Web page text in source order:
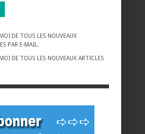
DE TOUS LES NOUVEAUX
PAR E-MAIL.
DE TOUS LES NOUVEAUX ARTICLES